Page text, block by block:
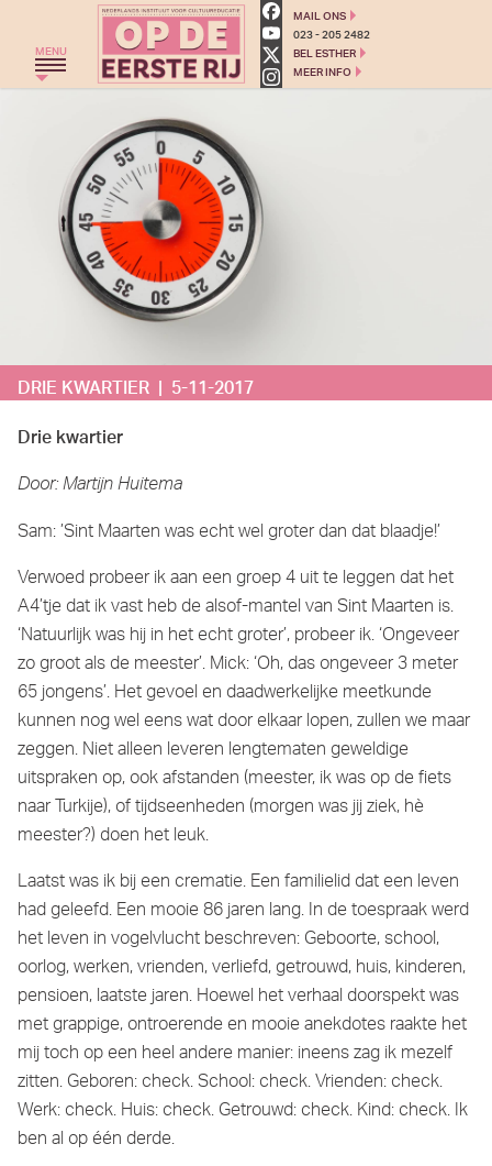
MENU
THEATERGROEP ZWERM
TRAJECT C
THEATERCHALLENGE
MONKEYSPOOM
PRIMAIR ONDERWIJS
AGENDA
BLOG
MAIL ONS
023 - 205 2482
BEL ESTHER
MEER INFO
DRIE KWARTIER | 5-11-2017
Drie kwartier
Door: Martijn Huitema
Sam: ’Sint Maarten was echt wel groter dan dat blaadje!’
Verwoed probeer ik aan een groep 4 uit te leggen dat het
A4’tje dat ik vast heb de alsof-mantel van Sint Maarten is.
‘Natuurlijk was hij in het echt groter’, probeer ik. ‘Ongeveer
zo groot als de meester’. Mick: ‘Oh, das ongeveer 3 meter
65 jongens’. Het gevoel en daadwerkelijke meetkunde
kunnen nog wel eens wat door elkaar lopen, zullen we maar
zeggen. Niet alleen leveren lengtematen geweldige
uitspraken op, ook afstanden (meester, ik was op de fiets
naar Turkije), of tijdseenheden (morgen was jij ziek, hè
meester?) doen het leuk.
Laatst was ik bij een crematie. Een familielid dat een leven
had geleefd. Een mooie 86 jaren lang. In de toespraak werd
het leven in vogelvlucht beschreven: Geboorte, school,
oorlog, werken, vrienden, verliefd, getrouwd, huis, kinderen,
pensioen, laatste jaren. Hoewel het verhaal doorspekt was
met grappige, ontroerende en mooie anekdotes raakte het
mij toch op een heel andere manier: ineens zag ik mezelf
zitten. Geboren: check. School: check. Vrienden: check.
Werk: check. Huis: check. Getrouwd: check. Kind: check. Ik
ben al op één derde.